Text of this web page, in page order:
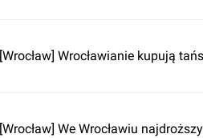
[Wrocław] Wrocławianie kupują
[Wrocław] We Wrocławiu